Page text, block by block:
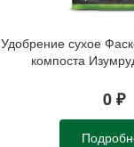
Удобрение сухое
компоста
0 ₽